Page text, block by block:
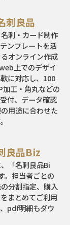
刺良品
刺・カード制作
ンプレートを活
オンライン作成
上でのデザイ
に対応し、100
工・角丸などの
付、データ確認
用途に合わせた
良品Biz
「名刺良品Bi
。担当者ごとの
分割指定、購入
まとめてご利用
pdf明細もダウ